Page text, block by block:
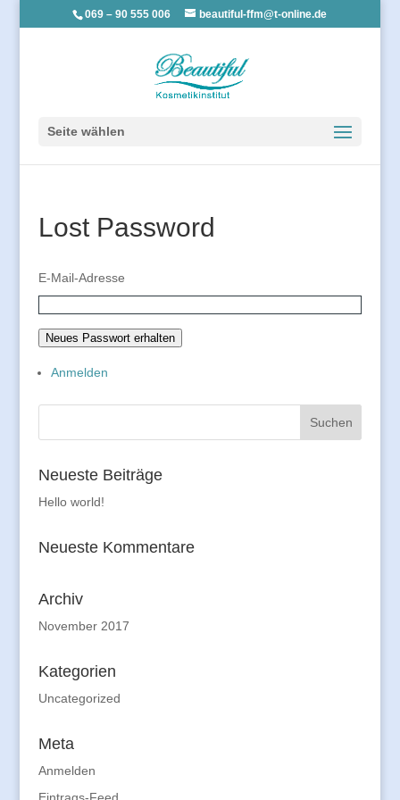
069 – 90 555 006 beautiful-ffm@t-online.de
Seite wählen
Lost Password
E-Mail-Adresse
Neues Passwort erhalten
Anmelden
Neueste Beiträge
Hello world!
Neueste Kommentare
Archiv
November 2017
Kategorien
Uncategorized
Meta
Anmelden